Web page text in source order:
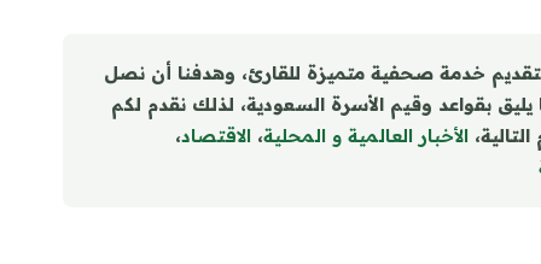
خدمة صحفية متميزة للقارئ، وهدفنا أن نصل
يليق بقواعد وقيم الأسرة السعودية، لذلك نقدم لكم
الأخبار العالمية و المحلية، الاقتصاد،